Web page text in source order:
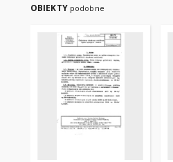
OBIEKTY podobne